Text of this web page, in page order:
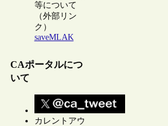
等について
（外部リン
ク）
saveMLAK
CAポータルにつ
いて
カレントアウ